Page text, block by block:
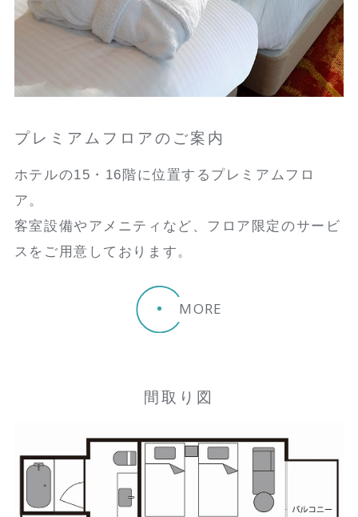
プレミアムフロアのご案内
ホテルの15・16階に位置するプレミアムフロ
ア。
客室設備やアメニティなど、フロア限定のサービ
スをご用意しております。
MORE
間取り図